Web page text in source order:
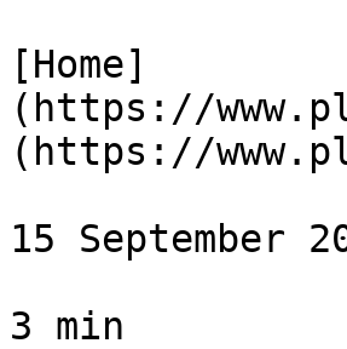
[Home]
(https://
(https://
15 September
3 min